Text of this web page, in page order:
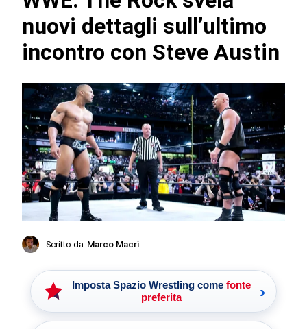
nuovi dettagli sull’ultimo
incontro con Steve Austin
Scritto da Marco Macrì
Imposta Spazio Wrestling come fonte
preferita
›